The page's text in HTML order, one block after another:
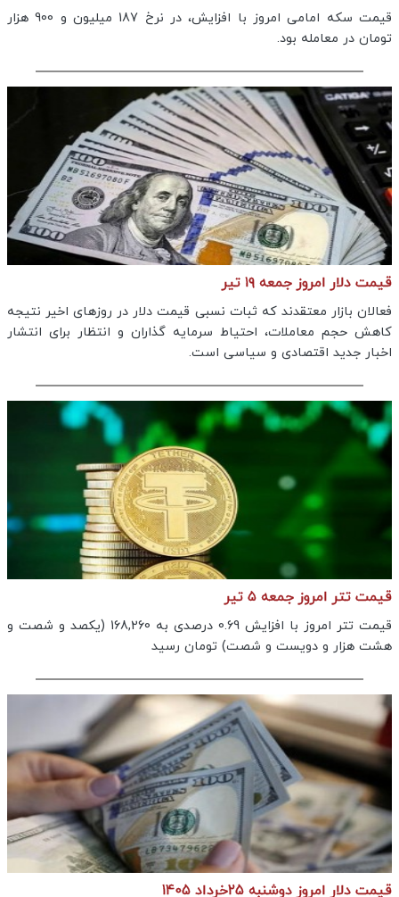
قیمت سکه امامی امروز با افزایش، در نرخ 187 میلیون و 900 هزار
تومان در معامله بود.
قیمت دلار امروز جمعه ۱۹ تیر
فعالان بازار معتقدند که ثبات نسبی قیمت دلار در روزهای اخیر نتیجه
کاهش حجم معاملات، احتیاط سرمایه گذاران و انتظار برای انتشار
اخبار جدید اقتصادی و سیاسی است.
قیمت تتر امروز جمعه ۵ تیر
قیمت تتر امروز با افزایش 0.69 درصدی به 168,260 (یکصد و شصت و
هشت هزار و دویست و شصت) تومان رسید
قیمت دلار امروز دوشنبه 25خرداد 1405